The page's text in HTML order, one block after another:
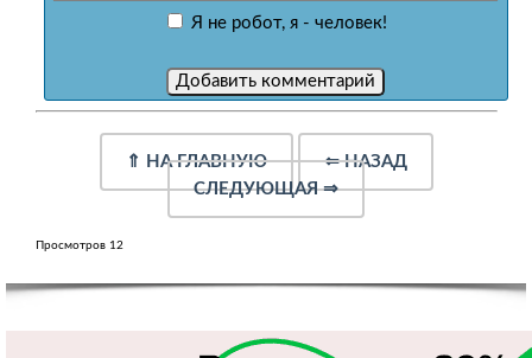
Я не робот, я - человек!
⇑ НА ГЛАВНУЮ ⇐НАЗАД
СЛЕДУЮЩАЯ⇒
Просмотров 12